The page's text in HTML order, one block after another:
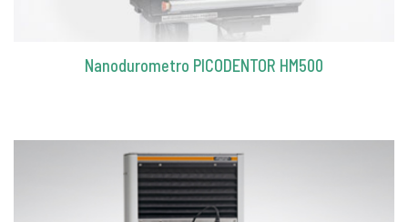
Nanodurometro PICODENTOR HM500